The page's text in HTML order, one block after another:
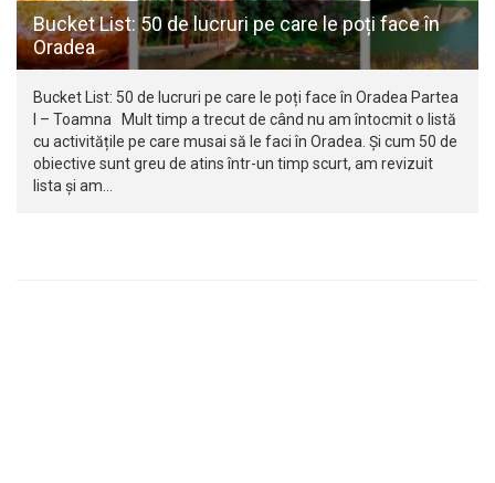
Bucket List: 50 de lucruri pe care le poți face în
Oradea
Bucket List: 50 de lucruri pe care le poți face în Oradea Partea
I – Toamna Mult timp a trecut de când nu am întocmit o listă
cu activitățile pe care musai să le faci în Oradea. Și cum 50 de
obiective sunt greu de atins într-un timp scurt, am revizuit
lista și am…